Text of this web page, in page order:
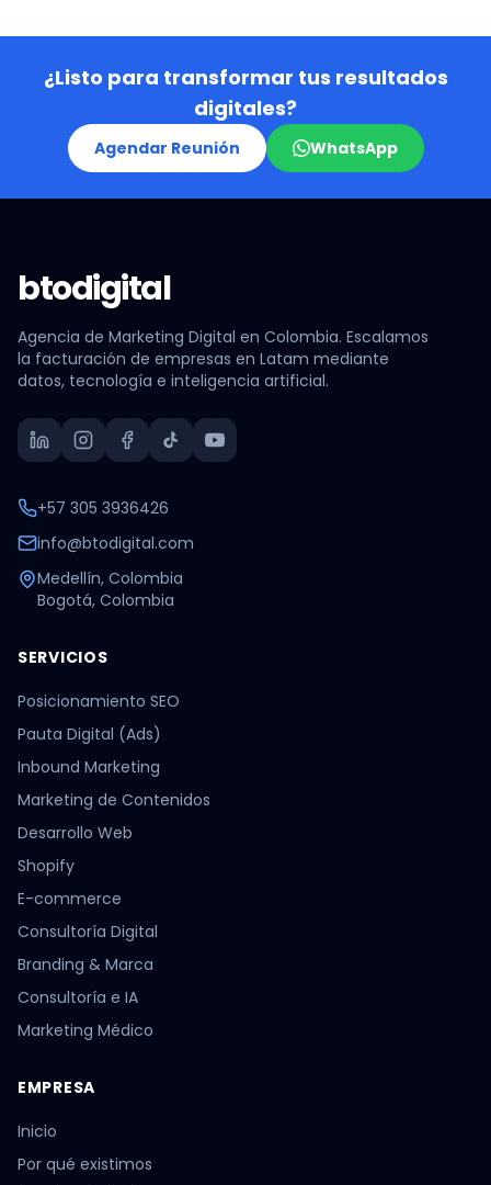
¿Listo para transformar tus resultados
digitales?
Agendar Reunión WhatsApp
btodigital
Agencia de Marketing Digital en Colombia. Escalamos
la facturación de empresas en Latam mediante
datos, tecnología e inteligencia artificial.
+57 305 3936426
info@btodigital.com
Medellín, Colombia
Bogotá, Colombia
SERVICIOS
Posicionamiento SEO
Pauta Digital (Ads)
Inbound Marketing
Marketing de Contenidos
Desarrollo Web
Shopify
E-commerce
Consultoría Digital
Branding & Marca
Consultoría e IA
Marketing Médico
EMPRESA
Inicio
Por qué existimos